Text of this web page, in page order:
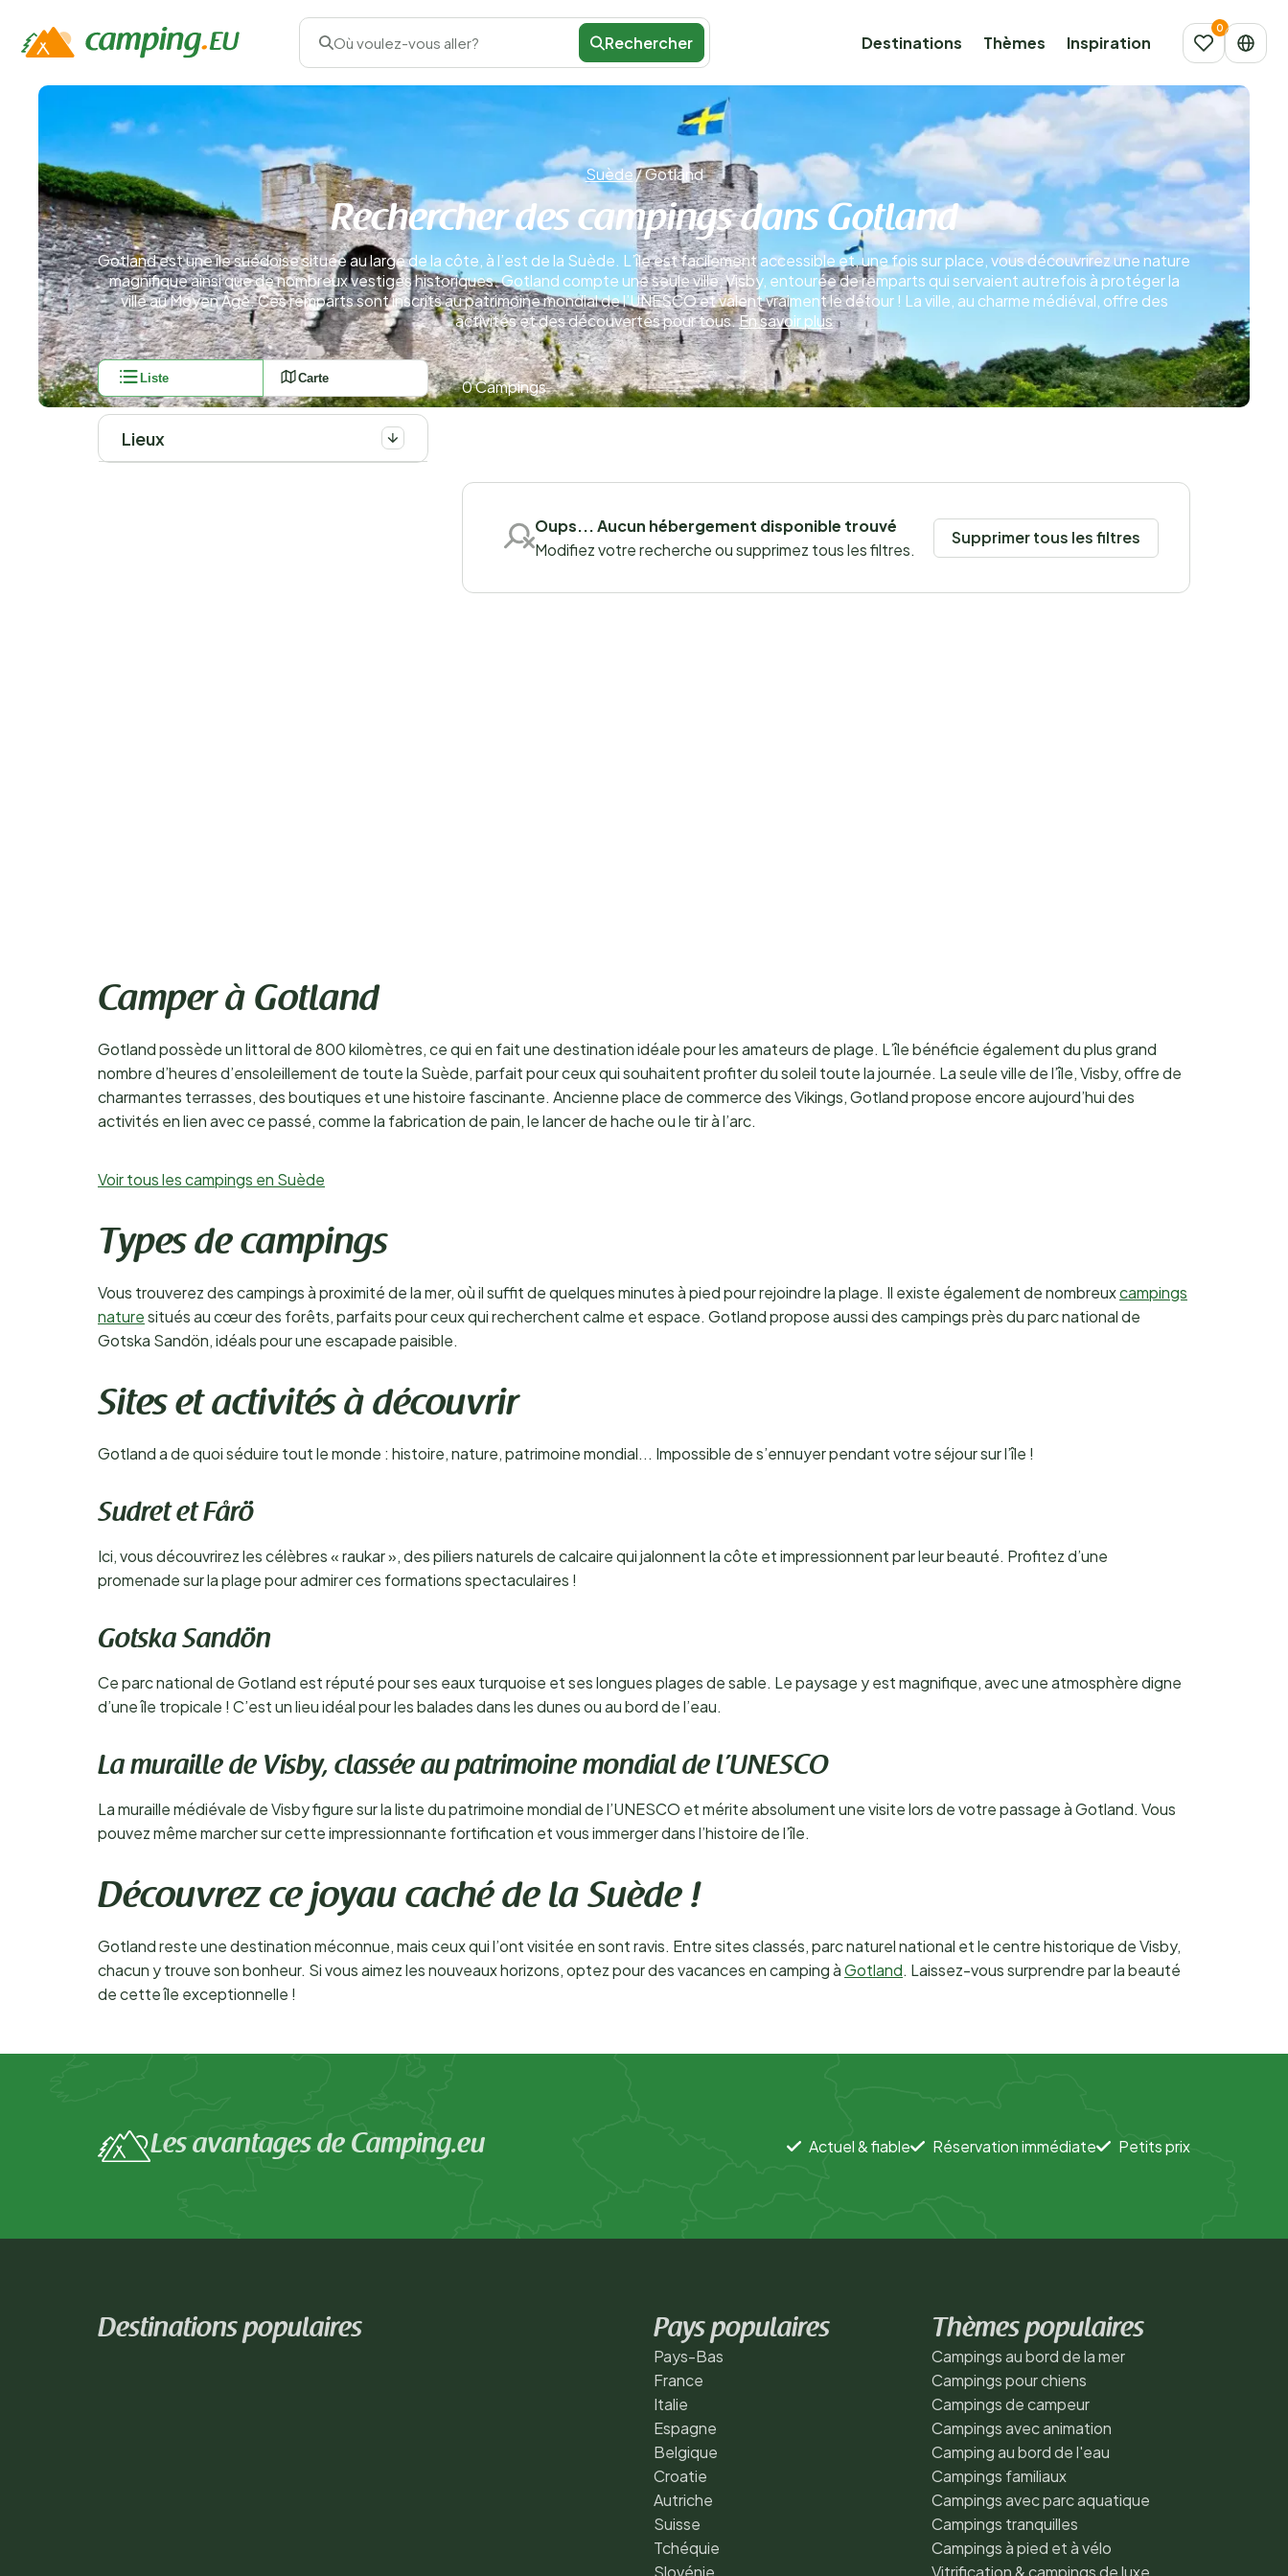
Où voulez-vous aller? Rechercher Destinations Thèmes Inspiration
Suède/Gotland
Rechercher des campings dans Gotland
Gotland est une île suédoise située au large de la côte, à l’est de la Suède. L’île est facilement accessible et, une fois sur place, vous découvrirez une nature
magnifique ainsi que de nombreux vestiges historiques. Gotland compte une seule ville, Visby, entourée de remparts qui servaient autrefois à protéger la
ville au Moyen Âge. Ces remparts sont inscrits au patrimoine mondial de l’UNESCO et valent vraiment le détour ! La ville, au charme médiéval, offre des
activités et des découvertes pour tous.En savoir plus
Liste Carte
Lieux
0 Campings
Oups... Aucun hébergement disponible trouvé
Modifiez votre recherche ou supprimez tous les filtres.
Supprimer tous les filtres
Camper à Gotland
Gotland possède un littoral de 800 kilomètres, ce qui en fait une destination idéale pour les amateurs de plage. L’île bénéficie également du plus grand
nombre d’heures d’ensoleillement de toute la Suède, parfait pour ceux qui souhaitent profiter du soleil toute la journée. La seule ville de l’île, Visby, offre de
charmantes terrasses, des boutiques et une histoire fascinante. Ancienne place de commerce des Vikings, Gotland propose encore aujourd’hui des
activités en lien avec ce passé, comme la fabrication de pain, le lancer de hache ou le tir à l’arc.
Voir tous les campings en Suède
Types de campings
Vous trouverez des campings à proximité de la mer, où il suffit de quelques minutes à pied pour rejoindre la plage. Il existe également de nombreuxcampings
naturesitués au cœur des forêts, parfaits pour ceux qui recherchent calme et espace. Gotland propose aussi des campings près du parc national de
Gotska Sandön, idéals pour une escapade paisible.
Sites et activités à découvrir
Gotland a de quoi séduire tout le monde : histoire, nature, patrimoine mondial... Impossible de s’ennuyer pendant votre séjour sur l’île !
Sudret et Fårö
Ici, vous découvrirez les célèbres « raukar », des piliers naturels de calcaire qui jalonnent la côte et impressionnent par leur beauté. Profitez d’une
promenade sur la plage pour admirer ces formations spectaculaires !
Gotska Sandön
Ce parc national de Gotland est réputé pour ses eaux turquoise et ses longues plages de sable. Le paysage y est magnifique, avec une atmosphère digne
d’une île tropicale ! C’est un lieu idéal pour les balades dans les dunes ou au bord de l’eau.
La muraille de Visby, classée au patrimoine mondial de l’UNESCO
La muraille médiévale de Visby figure sur la liste du patrimoine mondial de l’UNESCO et mérite absolument une visite lors de votre passage à Gotland. Vous
pouvez même marcher sur cette impressionnante fortification et vous immerger dans l’histoire de l’île.
Découvrez ce joyau caché de la Suède !
Gotland reste une destination méconnue, mais ceux qui l’ont visitée en sont ravis. Entre sites classés, parc naturel national et le centre historique de Visby,
chacun y trouve son bonheur. Si vous aimez les nouveaux horizons, optez pour des vacances en camping àGotland. Laissez-vous surprendre par la beauté
de cette île exceptionnelle !
Les avantages de Camping.eu Actuel & fiable Réservation immédiate Petits prix
Destinations populaires Pays populaires
Pays-Bas
France
Italie
Espagne
Belgique
Croatie
Autriche
Suisse
Tchéquie
Slovénie
Thèmes populaires
Campings au bord de la mer
Campings pour chiens
Campings de campeur
Campings avec animation
Camping au bord de l'eau
Campings familiaux
Campings avec parc aquatique
Campings tranquilles
Campings à pied et à vélo
Vitrification & campings de luxe